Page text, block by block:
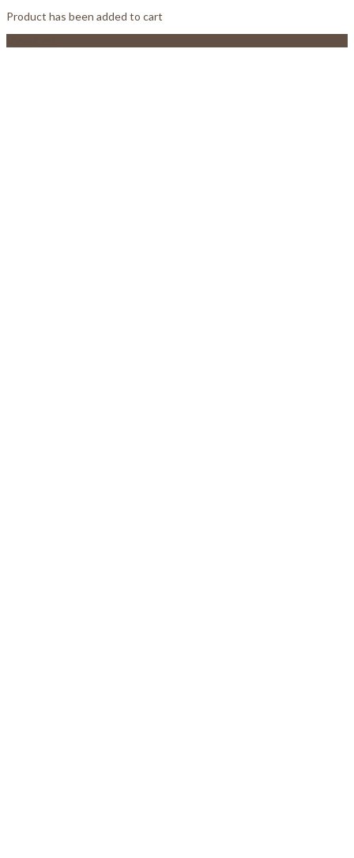
Product has been added to cart